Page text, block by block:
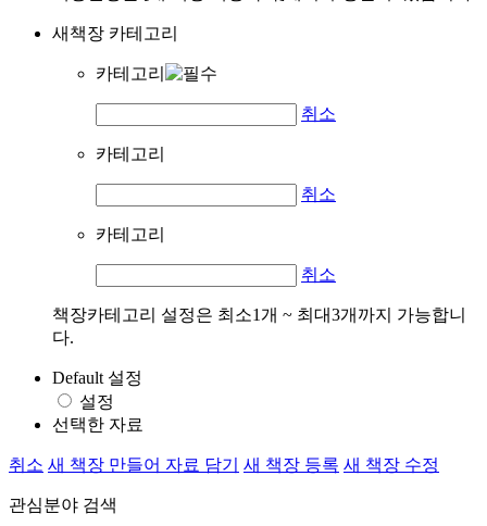
새책장 카테고리
카테고리
취소
카테고리
취소
카테고리
취소
책장카테고리 설정은 최소1개 ~ 최대3개까지 가능합니
다.
Default 설정
설정
선택한 자료
취소 새 책장 만들어 자료 담기 새 책장 등록 새 책장 수정
관심분야 검색